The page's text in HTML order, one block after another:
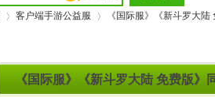
客户端手游公益服
›
《国际服》《新斗罗大
《国际服》《新斗罗大陆 免费版》